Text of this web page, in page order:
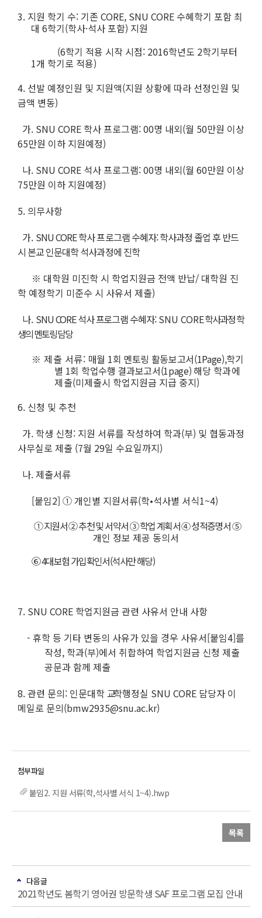
3. 지원 학기 수: 기존 CORE, SNU CORE 수혜학기 포함 최
대 6학기(학사·석사 포함) 지원
(6학기 적용 시작 시점: 2016학년도 2학기부터
1개 학기로 적용)
4. 선발 예정인원 및 지원액(지원 상황에 따라 선정인원 및
금액 변동)
가. SNU CORE 학사 프로그램: 00명 내외(월 50만원 이상
65만원 이하 지원예정)
나. SNU CORE 석사 프로그램: 00명 내외(월 60만원 이상
75만원 이하 지원예정)
5. 의무사항
가. SNU CORE학사 프로그램 수혜자:학사과정 졸업 후반드
시 본교 인문대학 석사과정에 진학
※ 대학원 미진학 시 학업지원금 전액 반납/ 대학원 진
학 예정학기 미준수 시 사유서 제출)
나. SNU CORE석사 프로그램 수혜자: SNU CORE학사과정 학
생의 멘토링 담당
※ 제출 서류: 매월 1회 멘토링 활동보고서(1Page),학기
별 1회 학업수행 결과보고서(1page) 해당학과에
제출(미제출시 학업지원금 지급 중지)
6. 신청 및 추천
가. 학생 신청: 지원 서류를 작성하여 학과(부) 및 협동과정
사무실로 제출 (7월 29일 수요일까지)
나. 제출서류
[붙임2] ① 개인별 지원서류(학•석사별 서식1~4)
① 지원서 ② 추천 및 서약서 ③ 학업 계획서 ④ 성적증명서 ⑤
개인 정보 제공 동의서
⑥ 4대보험 가입확인서(석사만 해당)
7. SNU CORE 학업지원금 관련 사유서 안내 사항
- 휴학 등 기타 변동의 사유가 있을 경우 사유서[붙임4]를
작성, 학과(부)에서 취합하여 학업지원금 신청 제출
공문과 함께 제출
8. 관련 문의: 인문대학교학행정실 SNU CORE 담당자 이
메일로 문의(bmw2935@snu.ac.kr)
붙임2. 지원 서류(학,석사별 서식 1~4).hwp
목록
다음글
2021학년도 봄학기 영어권 방문학생 SAF 프로그램 모집 안내